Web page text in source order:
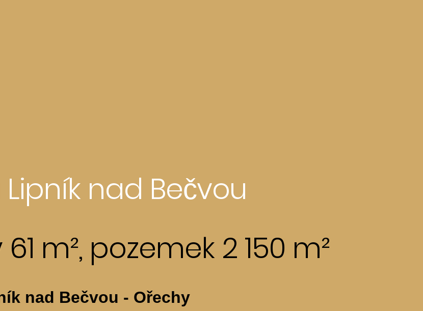
nad Bečvou
m², pozemek 2 150 m²
nad Bečvou - Ořechy